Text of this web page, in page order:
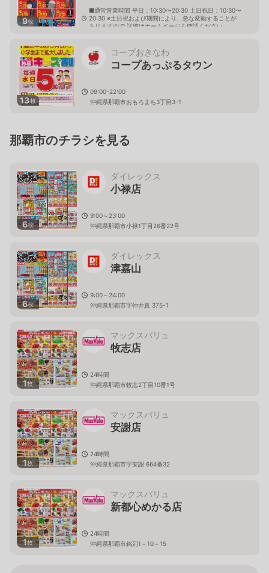
9枚
■通常営業時間 平日：10:30〜20:30 土日祝日：10:30〜
20:30 ※土日祝および期間により、急な変動することが
ありますので 詳細はホームページを確認ください
13枚
コープおきなわ
コープあっぷるタウン
09:00-22:00
沖縄県那覇市おもろまち3丁目3-1
那覇市のチラシを見る
6枚
ダイレックス
小禄店
9:00～23:00
沖縄県那覇市小禄1丁目26番22号
6枚
ダイレックス
津嘉山
9:00～24:00
沖縄県那覇市字仲井真 375-1
1枚
マックスバリュ
牧志店
24時間
沖縄県那覇市牧志2丁目10番1号
1枚
マックスバリュ
安謝店
24時間
沖縄県那覇市字安謝 664番32
1枚
マックスバリュ
新都心めかる店
24時間
沖縄県那覇市銘苅1－10－15